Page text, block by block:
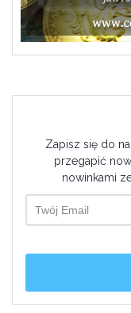
Zapisz się do
przegapić
nowinkami